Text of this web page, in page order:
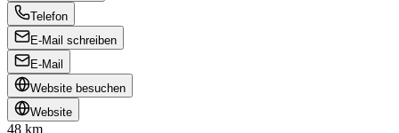
Telefon
E-Mail schreiben
E-Mail
Website besuchen
Website
48 km